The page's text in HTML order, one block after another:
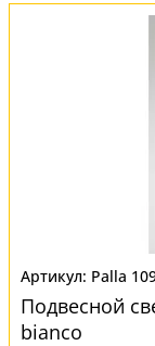
Palla
Подвесной
bianco